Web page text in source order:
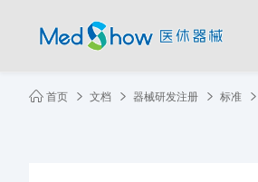
首页 文档 器械研发注册 标准